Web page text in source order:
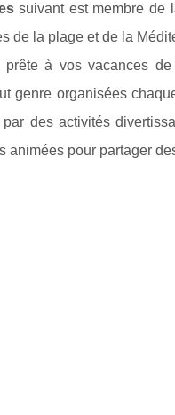
suivant est membre de
de la plage et de la
prête à vos vacances
genre organisées
des activités
animées pour partager